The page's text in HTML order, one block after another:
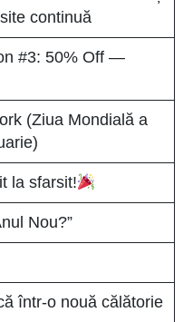
continuă
#3: 50% Off —
(Ziua Mondială a
la sfarsit!
Nou?”
într-o nouă călătorie